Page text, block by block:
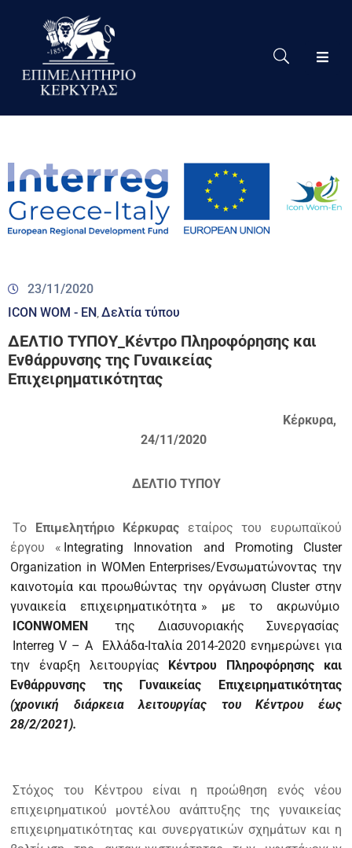
Το
Eπιμελητήριο
Νέα
Υπηρεσίες
Συνδέσεις
23/11/2020
ICON WOM - EN Δελτία τύπου
ΔΕΛΤΙΟ ΤΥΠΟΥ_Κέντρο Πληροφόρησης και
Ενθάρρυνσης της Γυναικείας
Επιχειρηματικότητας
Κέρκυρα,
24/11/2020
ΔΕΛΤΙΟ ΤΥΠΟΥ
Το Επιμελητήριο Κέρκυρας εταίρος του ευρωπαϊκού
έργου « Integrating Innovation and Promoting Cluster
Organization in WOMen Enterprises/Ενσωματώνοντας την
καινοτομία και προωθώντας την οργάνωση Cluster στην
γυναικεία επιχειρηματικότητα » με το ακρωνύμιο
ICONWOMEN
της Διασυνοριακής Συνεργασίας
Interreg V – A Ελλάδα-Ιταλία 2014-2020 ενημερώνει για
την έναρξη λειτουργίας
Κέντρου Πληροφόρησης και
Ενθάρρυνσης της Γυναικείας Επιχειρηματικότητας
(χρονική διάρκεια λειτουργίας του Κέντρου έως
28/2/2021).
Στόχος του Κέντρου είναι η προώθηση ενός νέου
επιχειρηματικού μοντέλου ανάπτυξης της γυναικείας
επιχειρηματικότητας και συνεργατικών σχημάτων και η